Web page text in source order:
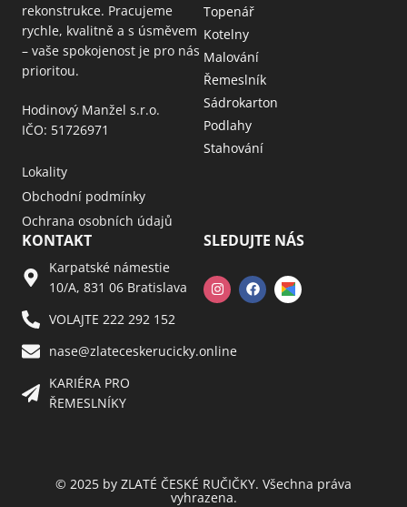
rekonstrukce. Pracujeme
rychle, kvalitně a s úsměvem
– vaše spokojenost je pro nás
prioritou.
Hodinový Manžel s.r.o.
IČO: 51726971
Lokality
Obchodní podmínky
Ochrana osobních údajů
Topenář
Kotelny
Malování
Řemeslník
Sádrokarton
Podlahy
Stahování
KONTAKT
Karpatské námestie
10/A, 831 06 Bratislava
VOLAJTE 222 292 152
nase@zlateceskerucicky.online
KARIÉRA PRO
ŘEMESLNÍKY
SLEDUJTE NÁS
© 2025 by ZLATÉ ČESKÉ RUČIČKY. Všechna práva
vyhrazena.